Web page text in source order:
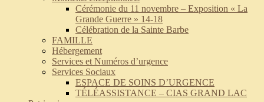
Cérémonie du 11 novembre – Exposition « La
Grande Guerre » 14-18
Célébration de la Sainte Barbe
FAMILLE
Hébergement
Services et Numéros d’urgence
Services Sociaux
ESPACE DE SOINS D’URGENCE
TÉLÉASSISTANCE – CIAS GRAND LAC